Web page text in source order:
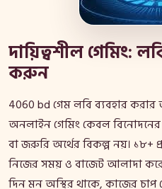
দায়িত্বশীল গেমিং:
করুন
4060 bd গেম লবি ব্যবহার
অনলাইন গেমিং কেবল
বা জরুরি অর্থের বিকল্প নয়। ১৮+
নিজের সময় ও বাজেট আলাদা
দিন মন অস্থির থাকে, কাজের চাপ